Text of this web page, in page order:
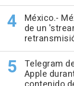
México.-
de un
Telegram
Apple